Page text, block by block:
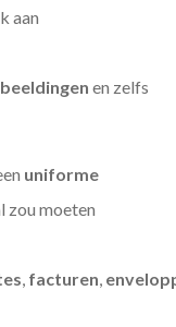
aan
en zelfs
uniforme
zou moeten
, facturen,